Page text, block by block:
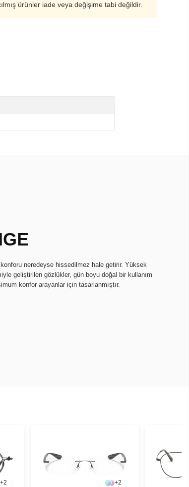
ürünler iade veya değişime tabi değildir.
neredeyse hissedilmez hale getirir. Yüksek
geliştirilen gözlükler, gün boyu doğal bir kullanım
konfor arayanlar için tasarlanmıştır.
+2 +2